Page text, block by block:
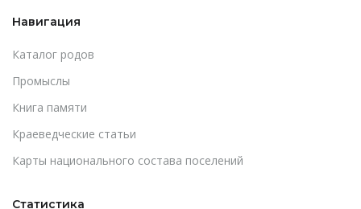
Навигация
Каталог родов
Промыслы
Книга памяти
Краеведческие статьи
Карты национального состава поселений
Статистика